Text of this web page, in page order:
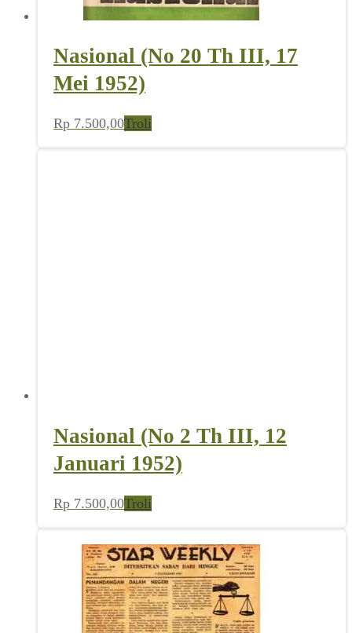
Nasional (No 20 Th III, 17
Mei 1952)
Rp 7.500,00Troli
Nasional (No 2 Th III, 12
Januari 1952)
Rp 7.500,00Troli